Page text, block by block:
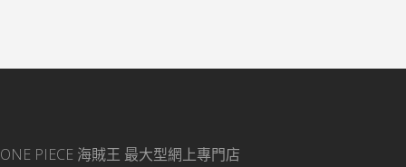
ONE PIECE 海賊王 最大型網上專門店